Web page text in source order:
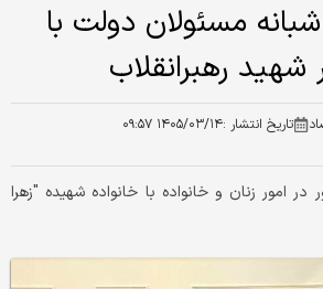
مسئولان دولت با
رهبرانقلاب
تاریخ انتشار :۱۴۰۵/۰۳/۱۴ ۰۹:۵۷
امور زنان و خانواده با خانواده شهیده "زهرا